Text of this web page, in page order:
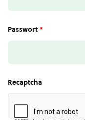
Passwort *
Recaptcha